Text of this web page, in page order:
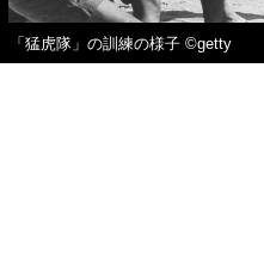
「猛虎隊」の訓練の様子 ©getty